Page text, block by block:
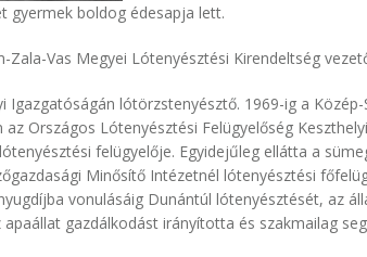
gyermek boldog édesapja lett.
Zala-Vas Megyei Lótenyésztési Kirendeltség
Igazgatóságán lótörzstenyésztő. 1969-ig a
Országos Lótenyésztési Felügyelőség
felügyelője. Egyidejűleg ellátta a
Minősítő Intézetnél lótenyésztési
vonulásáig Dunántúl lótenyésztését, az
gazdálkodást irányította és szakmailag